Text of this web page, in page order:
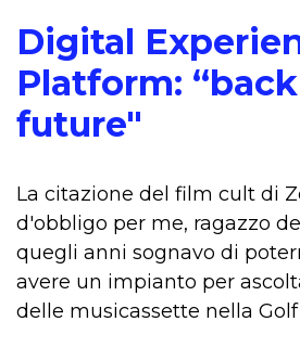
Digital
Platform:
future"
La citazione del film cult di
d'obbligo per me, ragazzo
quegli anni sognavo di
avere un impianto per
delle musicassette nella Golf